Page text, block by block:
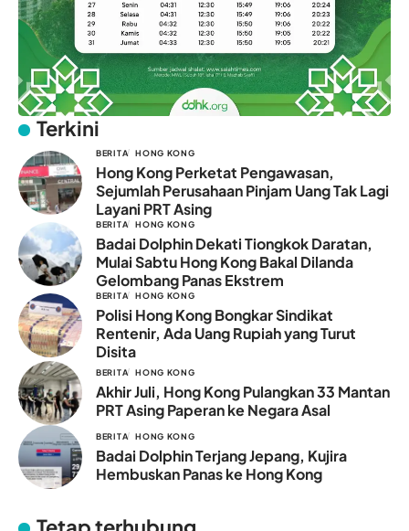
Terkini
BERITA HONG KONG
Hong Kong Perketat Pengawasan,
Sejumlah Perusahaan Pinjam Uang Tak Lagi
Layani PRT Asing
BERITA HONG KONG
Badai Dolphin Dekati Tiongkok Daratan,
Mulai Sabtu Hong Kong Bakal Dilanda
Gelombang Panas Ekstrem
BERITA HONG KONG
Polisi Hong Kong Bongkar Sindikat
Rentenir, Ada Uang Rupiah yang Turut
Disita
BERITA HONG KONG
Akhir Juli, Hong Kong Pulangkan 33 Mantan
PRT Asing Paperan ke Negara Asal
BERITA HONG KONG
Badai Dolphin Terjang Jepang, Kujira
Hembuskan Panas ke Hong Kong